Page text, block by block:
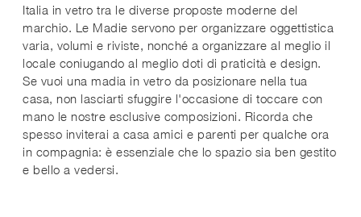
Italia in vetro tra le diverse proposte moderne del
marchio. Le Madie servono per organizzare oggettistica
varia, volumi e riviste, nonché a organizzare al meglio il
locale coniugando al meglio doti di praticità e design.
Se vuoi una madia in vetro da posizionare nella tua
casa, non lasciarti sfuggire l'occasione di toccare con
mano le nostre esclusive composizioni. Ricorda che
spesso inviterai a casa amici e parenti per qualche ora
in compagnia: è essenziale che lo spazio sia ben gestito
e bello a vedersi.